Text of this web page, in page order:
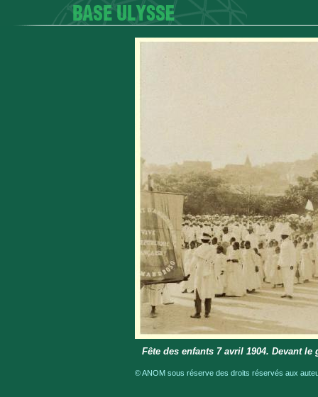
Fête des enfants 7 avril 1904. Devant le
© ANOM sous réserve des droits réservés aux